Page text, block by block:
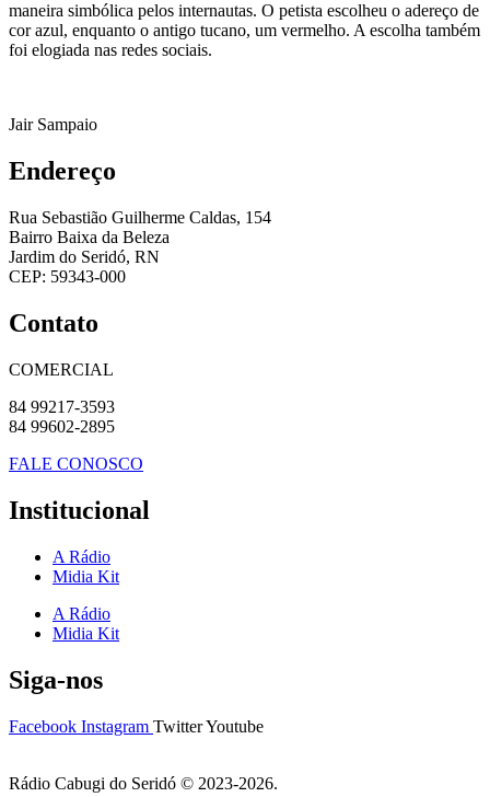
maneira simbólica pelos internautas. O petista escolheu o adereço de
cor azul, enquanto o antigo tucano, um vermelho. A escolha também
foi elogiada nas redes sociais.
Jair Sampaio
Endereço
Rua Sebastião Guilherme Caldas, 154
Bairro Baixa da Beleza
Jardim do Seridó, RN
CEP: 59343-000
Contato
COMERCIAL
84 99217-3593
84 99602-2895
FALE CONOSCO
Institucional
A Rádio
Midia Kit
A Rádio
Midia Kit
Siga-nos
Facebook Instagram TwitterYoutube
Rádio Cabugi do Seridó © 2023-2026.